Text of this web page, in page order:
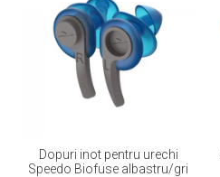
Dopuri inot pentru urechi
Speedo Biofuse albastru/gri